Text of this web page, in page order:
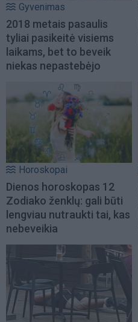
Gyvenimas
2018 metais pasaulis
tyliai pasikeitė visiems
laikams, bet to beveik
niekas nepastebėjo
Horoskopai
Dienos horoskopas 12
Zodiako ženklų: gali būti
lengviau nutraukti tai, kas
nebeveikia